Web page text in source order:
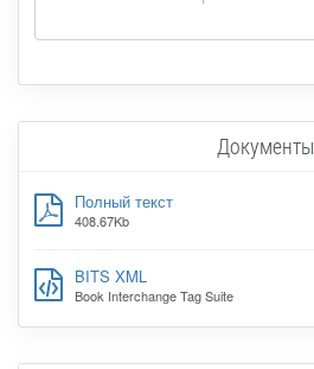
Документы
Полный текст
408.67Kb
BITS XML
Book Interchange Tag Suite